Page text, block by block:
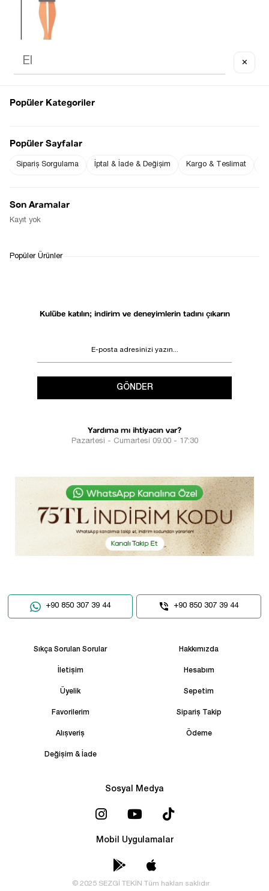
Sezgi Hanım ın beden ölçüleri tablodaki gibi olup tanıtımda
STD beden : 54 cm ( +/- 2 cm )
Haber Ver
Gelince Haber Ver
İADE&DEĞİŞİM
Kulübe katılın; indirim ve deneyimlerin tadını çıkarın
GÖNDER
Yardıma mı ihtiyacın var?
Pazartesi - Cumartesi 09:00 - 17:30
+90 850 307 39 44 +90 850 307 39 44
Sıkça Sorulan Sorular Hakkımızda
İletişim Hesabım
Üyelik Sepetim
Favorilerim Sipariş Takip
Alışveriş Ödeme
Değişim & İade
Sosyal Medya
Mobil Uygulamalar
© 2025 SEZGİ TEKİN Tüm hakları saklıdır
✕
Popüler Kategoriler
Popüler Sayfalar
Sipariş Sorgulama İptal & İade & Değişim Kargo & Teslimat
Son Aramalar
Kayıt yok
Popüler Ürünler